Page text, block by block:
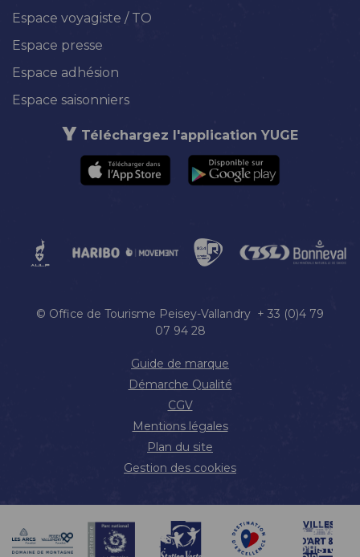
Espace voyagiste / TO
Espace presse
Espace adhésion
Espace saisonniers
Téléchargez l'application YUGE
© Office de Tourisme Peisey-Vallandry + 33 (0)4 79
07 94 28
Guide de marque
Démarche Qualité
CGV
Mentions légales
Plan du site
Gestion des cookies